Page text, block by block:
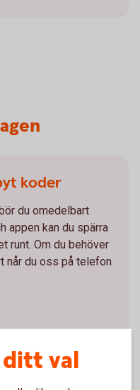
koder
du omedelbart
appen kan du spärra
runt. Om du behöver
når du oss på telefon
val